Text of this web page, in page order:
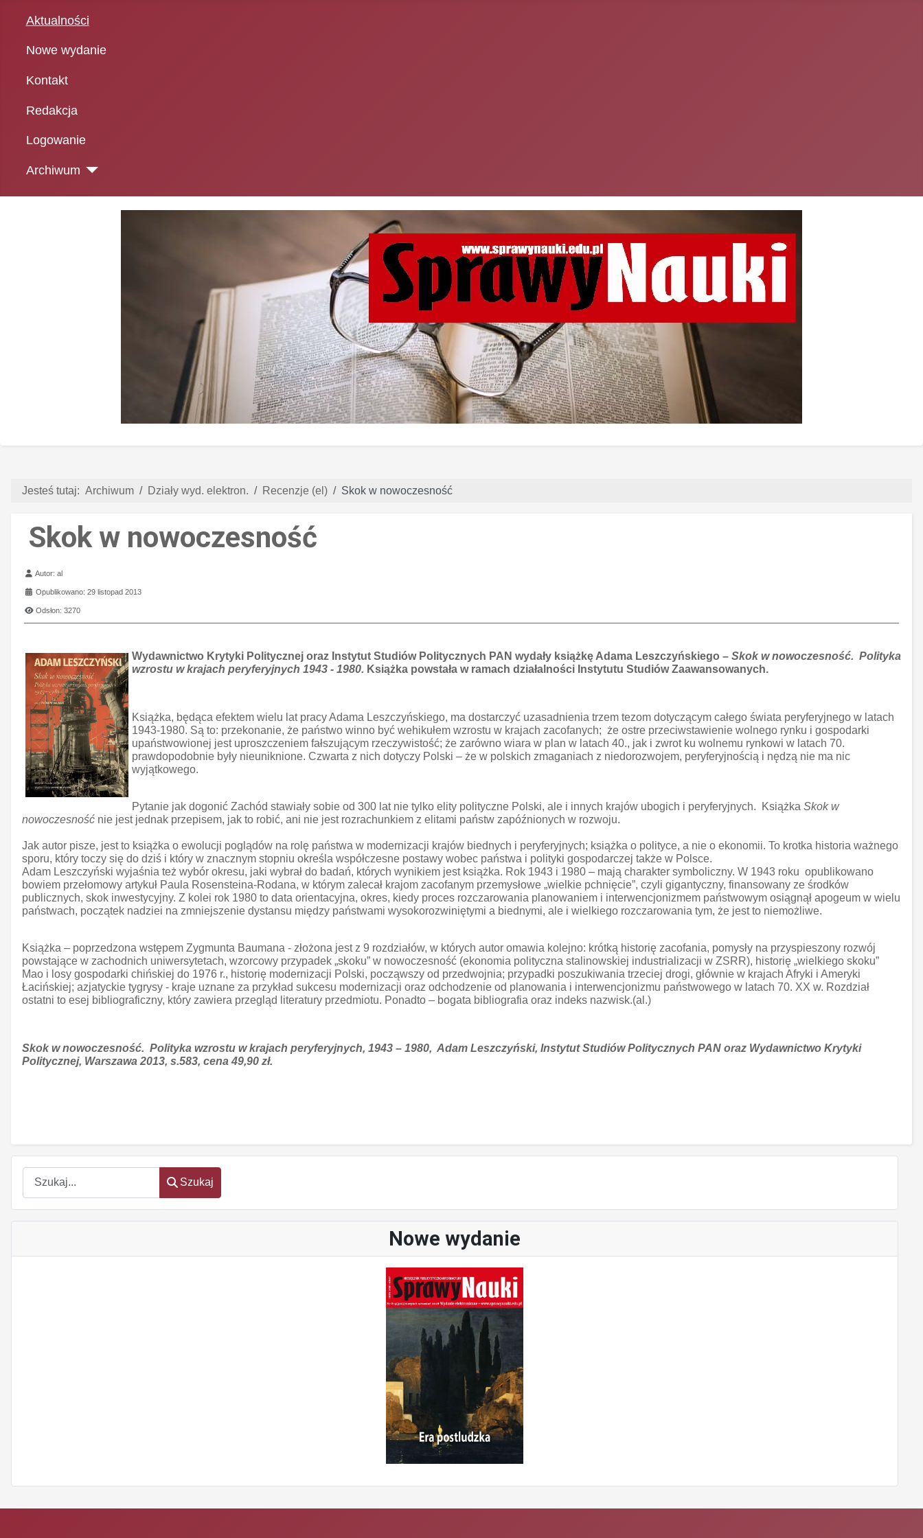
Aktualności
Nowe wydanie
Kontakt
Redakcja
Logowanie
Archiwum
Szukaj
Szukaj
Nowe wydanie
Jesteś tutaj: Archiwum Działy wyd. elektron. Recenzje (el) Skok w nowoczesność
Skok w nowoczesność
Szczegóły
Autor:al
Opublikowano: 29 listopad 2013
Odsłon: 3270
Wydawnictwo Krytyki Politycznej oraz Instytut Studiów Politycznych PAN wydały książkę Adama Leszczyńskiego – Skok w nowoczesność. Polityka
wzrostu w krajach peryferyjnych 1943 - 1980. Książka powstała w ramach działalności Instytutu Studiów Zaawansowanych.
Książka, będąca efektem wielu lat pracy Adama Leszczyńskiego, ma dostarczyć uzasadnienia trzem tezom dotyczącym całego świata peryferyjnego w latach
1943-1980. Są to: przekonanie, że państwo winno być wehikułem wzrostu w krajach zacofanych; że ostre przeciwstawienie wolnego rynku i gospodarki
upaństwowionej jest uproszczeniem fałszującym rzeczywistość; że zarówno wiara w plan w latach 40., jak i zwrot ku wolnemu rynkowi w latach 70.
prawdopodobnie były nieuniknione. Czwarta z nich dotyczy Polski – że w polskich zmaganiach z niedorozwojem, peryferyjnością i nędzą nie ma nic
wyjątkowego.
Pytanie jak dogonić Zachód stawiały sobie od 300 lat nie tylko elity polityczne Polski, ale i innych krajów ubogich i peryferyjnych. Książka Skok w
nowoczesność nie jest jednak przepisem, jak to robić, ani nie jest rozrachunkiem z elitami państw zapóźnionych w rozwoju.
Jak autor pisze, jest to książka o ewolucji poglądów na rolę państwa w modernizacji krajów biednych i peryferyjnych; książka o polityce, a nie o ekonomii. To krotka historia ważnego
sporu, który toczy się do dziś i który w znacznym stopniu określa współczesne postawy wobec państwa i polityki gospodarczej także w Polsce.
Adam Leszczyński wyjaśnia też wybór okresu, jaki wybrał do badań, których wynikiem jest książka. Rok 1943 i 1980 – mają charakter symboliczny. W 1943 roku opublikowano
bowiem przełomowy artykuł Paula Rosensteina-Rodana, w którym zalecał krajom zacofanym przemysłowe „wielkie pchnięcie”, czyli gigantyczny, finansowany ze środków
publicznych, skok inwestycyjny. Z kolei rok 1980 to data orientacyjna, okres, kiedy proces rozczarowania planowaniem i interwencjonizmem państwowym osiągnął apogeum w wielu
państwach, początek nadziei na zmniejszenie dystansu między państwami wysokorozwiniętymi a biednymi, ale i wielkiego rozczarowania tym, że jest to niemożliwe.
Książka – poprzedzona wstępem Zygmunta Baumana - złożona jest z 9 rozdziałów, w których autor omawia kolejno: krótką historię zacofania, pomysły na przyspieszony rozwój
powstające w zachodnich uniwersytetach, wzorcowy przypadek „skoku” w nowoczesność (ekonomia polityczna stalinowskiej industrializacji w ZSRR), historię „wielkiego skoku”
Mao i losy gospodarki chińskiej do 1976 r., historię modernizacji Polski, począwszy od przedwojnia; przypadki poszukiwania trzeciej drogi, głównie w krajach Afryki i Ameryki
Łacińskiej; azjatyckie tygrysy - kraje uznane za przykład sukcesu modernizacji oraz odchodzenie od planowania i interwencjonizmu państwowego w latach 70. XX w. Rozdział
ostatni to esej bibliograficzny, który zawiera przegląd literatury przedmiotu. Ponadto – bogata bibliografia oraz indeks nazwisk.(al.)
Skok w nowoczesność. Polityka wzrostu w krajach peryferyjnych, 1943 – 1980, Adam Leszczyński, Instytut Studiów Politycznych PAN oraz Wydawnictwo Krytyki
Politycznej, Warszawa 2013, s.583, cena 49,90 zł.